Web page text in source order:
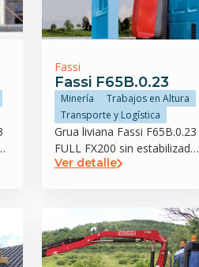
Fassi
Fassi F65B.0.23
Minería
Trabajos en Altura
Transporte y Logística
Grua liviana Fassi F65B.0.23
FULL FX200 sin estabilizador
trasero
Ver detalle